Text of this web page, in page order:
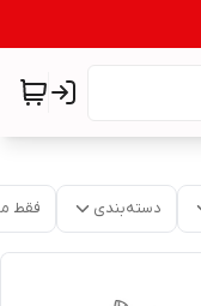
دسته‌بندی فقط